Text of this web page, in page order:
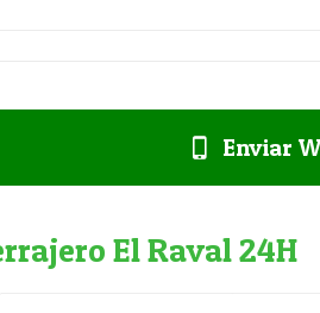
Enviar
El Raval 24H